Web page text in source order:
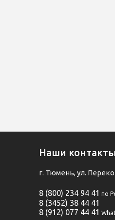
Наши контакты
г. Тюмень, ул.
8 (800) 234 94 41 по
8 (3452) 38 44 41
8 (912) 077 44 41